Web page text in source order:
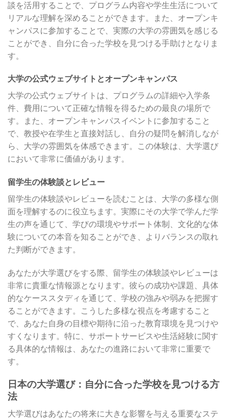
談を活用することで、プログラム内容や学生生活について
リアルな理解を深めることができます。また、オープンキ
ャンパスに参加することで、実際の大学の雰囲気を感じる
ことができ、自分に合った学校を見つける手助けとなりま
す。
大学の公式ウェブサイトとオープンキャンパス
大学の公式ウェブサイトは、プログラムの詳細や入学条
件、費用について正確な情報を得るための最良の場所で
す。また、オープンキャンパスイベントに参加すること
で、教授や在学生と直接対話し、自分の疑問を解消しなが
ら、大学の雰囲気を体感できます。この体験は、大学選び
において非常に価値があります。
留学生の体験談とレビュー
留学生の体験談やレビューを読むことは、大学の多様な側
面を理解するのに役立ちます。実際にその大学で学んだ学
生の声を通じて、学びの環境やサポート体制、文化的な体
験についての本音を知ることができ、よりバランスの取れ
た判断ができます。
あなたが大学選びをする際、留学生の体験談やレビューは
非常に貴重な情報源となります。彼らの成功や課題、具体
的なケーススタディを通じて、学校の強みや弱みを把握す
ることができます。こうした多様な視点を考慮すること
で、あなた自身の目標や期待に沿った教育環境を見つけや
すくなります。特に、サポートサービスや生活経験に関す
る具体的な情報は、あなたの進路において非常に重要で
す。
日本の大学選び：自分に合った学校を見つける方
法
大学選びはあなたの将来に大きな影響を与える重要なステ